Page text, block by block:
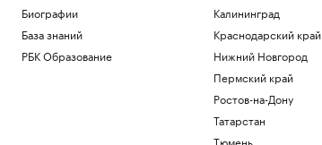
Биографии
База знаний
РБК Образование
Калининград
Краснодарский край
Нижний Новгород
Пермский край
Ростов-на-Дону
Татарстан
Тюмень